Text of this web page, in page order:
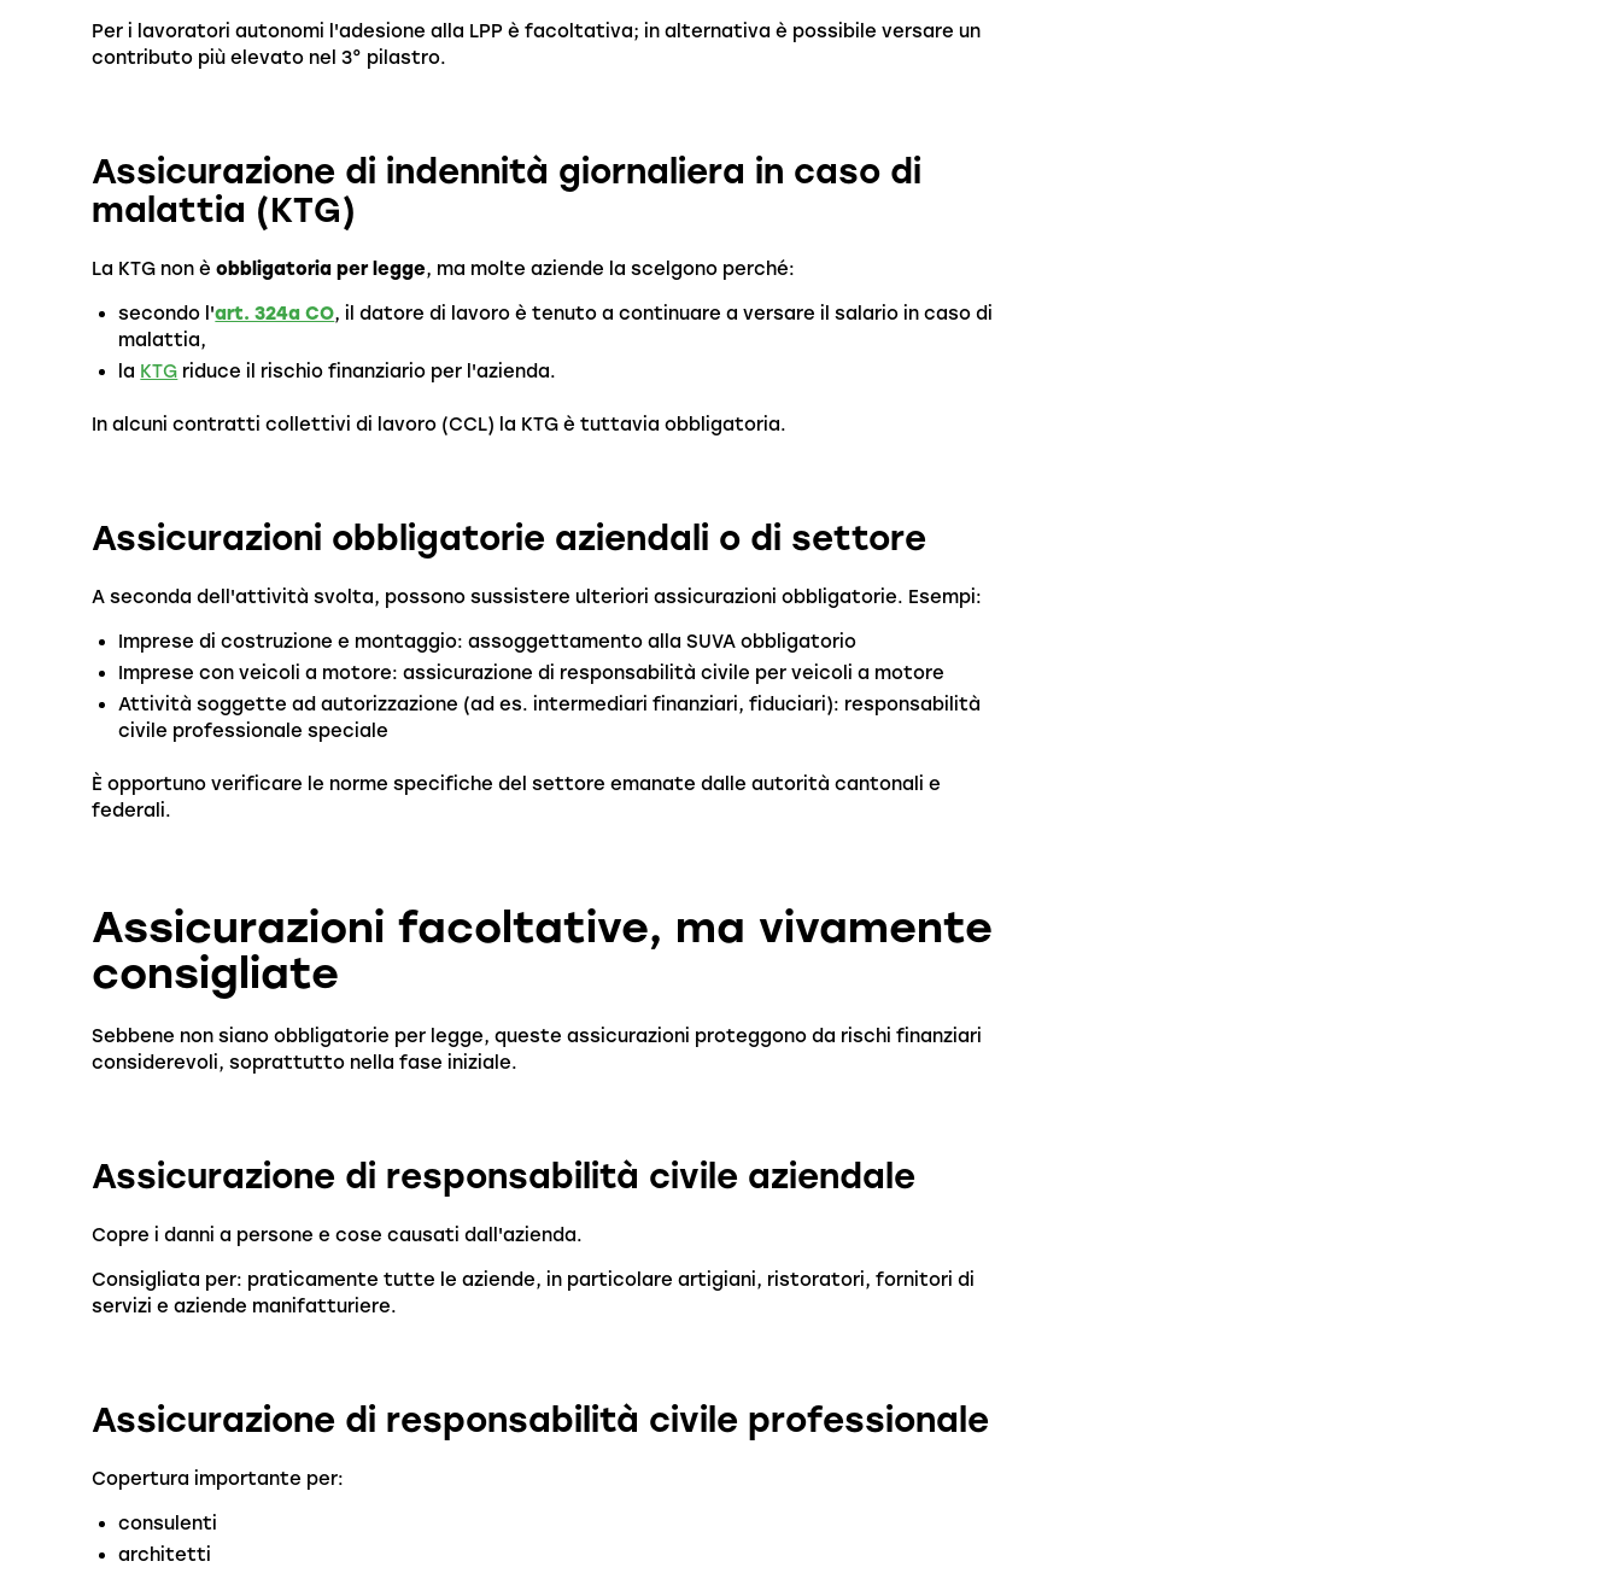
Per i lavoratori autonomi l'adesione alla LPP è facoltativa; in alternativa è possibile versare un
contributo più elevato nel 3° pilastro.
Assicurazione di indennità giornaliera in caso di
malattia (KTG)
La KTG non è obbligatoria per legge, ma molte aziende la scelgono perché:
secondo l'art. 324a CO, il datore di lavoro è tenuto a continuare a versare il salario in caso di
malattia,
la KTG riduce il rischio finanziario per l'azienda.
In alcuni contratti collettivi di lavoro (CCL) la KTG è tuttavia obbligatoria.
Assicurazioni obbligatorie aziendali o di settore
A seconda dell'attività svolta, possono sussistere ulteriori assicurazioni obbligatorie. Esempi:
Imprese di costruzione e montaggio: assoggettamento alla SUVA obbligatorio
Imprese con veicoli a motore: assicurazione di responsabilità civile per veicoli a motore
Attività soggette ad autorizzazione (ad es. intermediari finanziari, fiduciari): responsabilità
civile professionale speciale
È opportuno verificare le norme specifiche del settore emanate dalle autorità cantonali e
federali.
Assicurazioni facoltative, ma vivamente
consigliate
Sebbene non siano obbligatorie per legge, queste assicurazioni proteggono da rischi finanziari
considerevoli, soprattutto nella fase iniziale.
Assicurazione di responsabilità civile aziendale
Copre i danni a persone e cose causati dall'azienda.
Consigliata per: praticamente tutte le aziende, in particolare artigiani, ristoratori, fornitori di
servizi e aziende manifatturiere.
Assicurazione di responsabilità civile professionale
Copertura importante per:
consulenti
architetti